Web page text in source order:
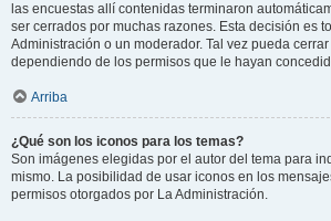
las encuestas allí contenidas terminaron
ser cerrados por muchas razones. Esta decisión es
Administración o un moderador. Tal vez pueda
dependiendo de los permisos que le hayan
Arriba
¿Qué son los iconos para los temas?
Son imágenes elegidas por el autor del tema para
mismo. La posibilidad de usar iconos en los
permisos otorgados por La Administración.